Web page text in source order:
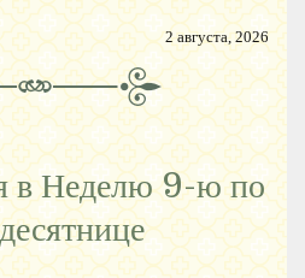
2 августа, 2026
в Неделю 9-ю по